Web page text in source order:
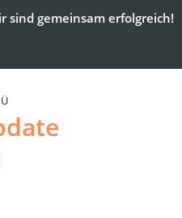
sind gemeinsam erfolgreich!